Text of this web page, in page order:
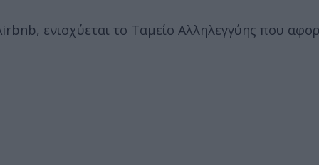
ενισχύεται το Ταμείο Αλληλεγγύης που